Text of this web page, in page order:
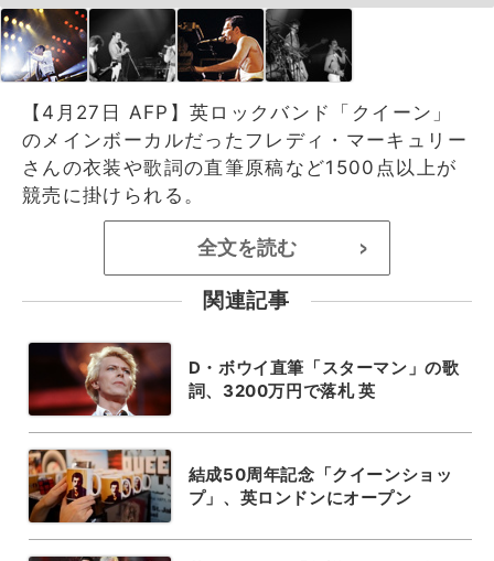
【4月27日 AFP】英ロックバンド「クイーン」
のメインボーカルだったフレディ・マーキュリー
さんの衣装や歌詞の直筆原稿など1500点以上が
競売に掛けられる。
全文を読む >
関連記事
D・ボウイ直筆「スターマン」の歌
詞、3200万円で落札 英
結成50周年記念「クイーンショッ
プ」、英ロンドンにオープン